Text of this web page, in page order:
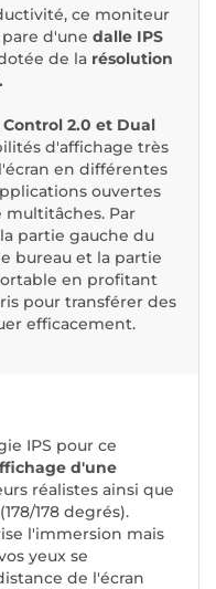
ce moniteur
d'une dalle IPS
de la résolution
2.0 et Dual
d'affichage très
en différentes
ouvertes
Par
partie gauche du
bureau et la partie
en profitant
pour transférer des
efficacement.
IPS pour ce
d'une
réalistes ainsi que
178 degrés).
l'immersion mais
yeux se
de l'écran